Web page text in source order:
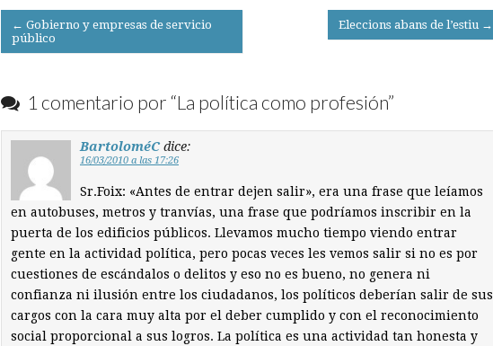
Post
navigation
← Gobierno y empresas de servicio
público
Eleccions abans de l’estiu →
1 comentario por “La política como profesión”
BartoloméC dice:
16/03/2010 a las 17:26
Sr.Foix: «Antes de entrar dejen salir», era una frase que leíamos
en autobuses, metros y tranvías, una frase que podríamos inscribir en la
puerta de los edificios públicos. Llevamos mucho tiempo viendo entrar
gente en la actividad política, pero pocas veces les vemos salir si no es por
cuestiones de escándalos o delitos y eso no es bueno, no genera ni
confianza ni ilusión entre los ciudadanos, los políticos deberían salir de sus
cargos con la cara muy alta por el deber cumplido y con el reconocimiento
social proporcional a sus logros. La política es una actividad tan honesta y